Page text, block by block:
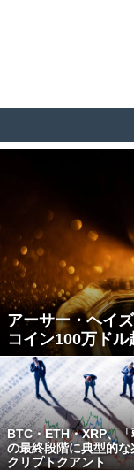
アーサー・ヘイ
コイン100万ドル
BTC・ETH・XRP、
の最終段階に典型的な
クリプトクアント